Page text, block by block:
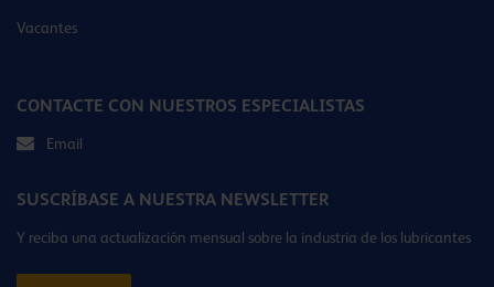
Vacantes
CONTACTE CON NUESTROS ESPECIALISTAS
Email
SUSCRÍBASE A NUESTRA NEWSLETTER
Y reciba una actualización mensual sobre la industria de los lubricantes